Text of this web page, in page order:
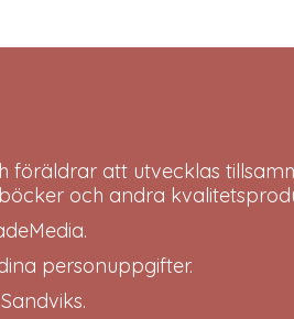
föräldrar att utvecklas
och andra
.
personuppgifter.
.